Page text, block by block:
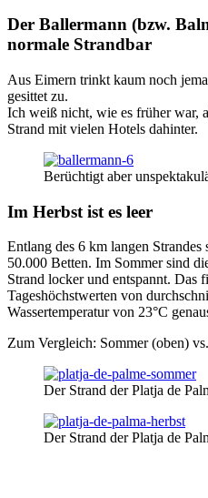
Der Ballermann (bzw.
normale Strandbar
Aus Eimern trinkt kaum noch
gesittet zu.
Ich weiß nicht, wie es früher war,
Strand mit vielen Hotels dahinter.
Berüchtigt aber
Im Herbst ist es leer
Entlang des 6 km langen
50.000 Betten. Im Sommer sind
Strand locker und entspannt. Das
Tageshöchstwerten von
Wassertemperatur von 23°C
Zum Vergleich: Sommer (oben)
Der Strand der Platja de
Der Strand der Platja de